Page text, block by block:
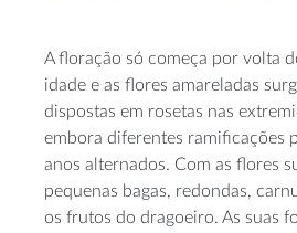
A floração só começa por volta
idade e as flores amareladas
dispostas em rosetas nas
embora diferentes ramificações
anos alternados. Com as flores
pequenas bagas, redondas,
os frutos do dragoeiro. As suas